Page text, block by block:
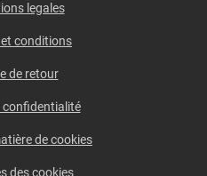
legales
conditions
de retour
confidentialité
de cookies
des cookies